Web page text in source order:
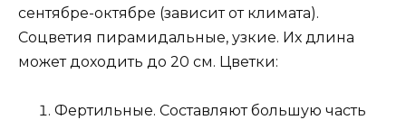
сентябре-октябре (зависит от климата).
Соцветия пирамидальные, узкие. Их длина
может доходить до 20 см. Цветки:
Фертильные. Составляют большую часть